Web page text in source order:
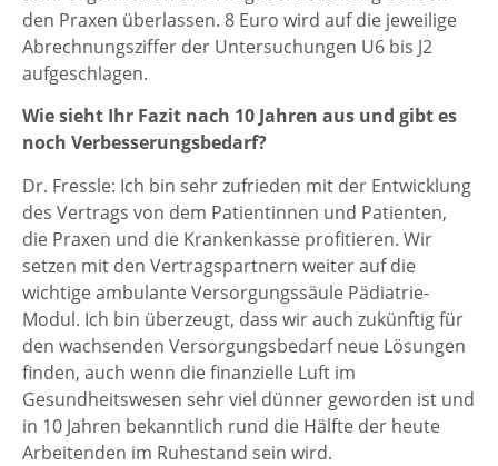
den Praxen überlassen. 8 Euro wird auf die jeweilige
Abrechnungsziffer der Untersuchungen U6 bis J2
aufgeschlagen.
Wie sieht Ihr Fazit nach 10 Jahren aus und gibt es
noch Verbesserungsbedarf?
Dr. Fressle: Ich bin sehr zufrieden mit der Entwicklung
des Vertrags von dem Patientinnen und Patienten,
die Praxen und die Krankenkasse profitieren. Wir
setzen mit den Vertragspartnern weiter auf die
wichtige ambulante Versorgungssäule Pädiatrie-
Modul. Ich bin überzeugt, dass wir auch zukünftig für
den wachsenden Versorgungsbedarf neue Lösungen
finden, auch wenn die finanzielle Luft im
Gesundheitswesen sehr viel dünner geworden ist und
in 10 Jahren bekanntlich rund die Hälfte der heute
Arbeitenden im Ruhestand sein wird.